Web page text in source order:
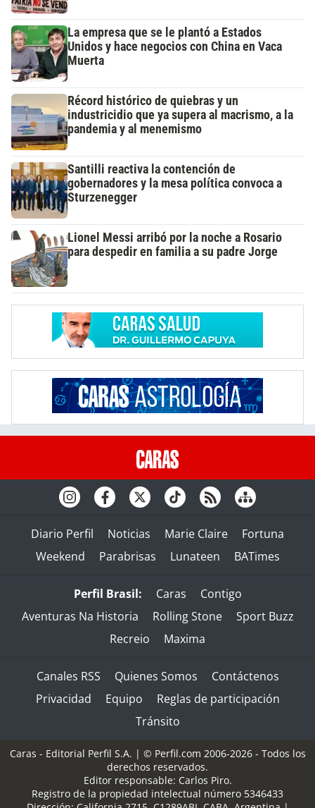
La empresa que se le plantó a Estados
Unidos y hace negocios con China en Vaca
Muerta
Récord histórico de quiebras y un
industricidio que ya supera al macrismo, a la
pandemia y al menemismo
Santilli reactiva la contención de
gobernadores y la mesa política convoca a
Sturzenegger
Lionel Messi arribó por la noche a Rosario
para despedir en familia a su padre Jorge
Diario Perfil Noticias Marie Claire
Fortuna
Weekend
Parabrisas Lunateen BATimes
Perfil Brasil: Caras
Contigo
Aventuras Na Historia
Rolling Stone
Sport Buzz
Recreio
Maxima
Canales RSS Quienes Somos
Contáctenos
Privacidad
Equipo
Reglas de participación
Tránsito
Caras - Editorial Perfil S.A. | © Perfil.com 2006-2026 - Todos los
derechos reservados.
Editor responsable: Carlos Piro.
Registro de la propiedad intelectual número 5346433